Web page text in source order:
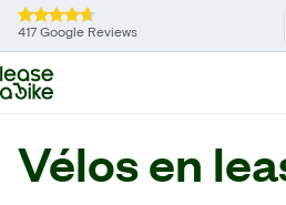
417 Google Reviews
Vélos en